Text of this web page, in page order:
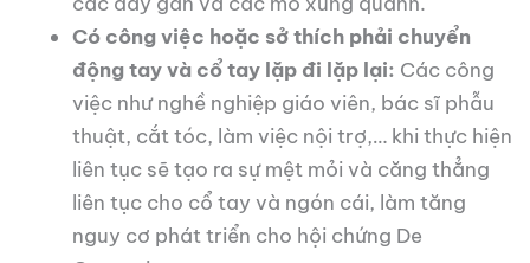
Có công việc hoặc sở thích phải chuyển
động tay và cổ tay lặp đi lặp lại: Các công
việc như nghề nghiệp giáo viên, bác sĩ phẫu
thuật, cắt tóc, làm việc nội trợ,… khi thực hiện
liên tục sẽ tạo ra sự mệt mỏi và căng thẳng
liên tục cho cổ tay và ngón cái, làm tăng
nguy cơ phát triển cho hội chứng De